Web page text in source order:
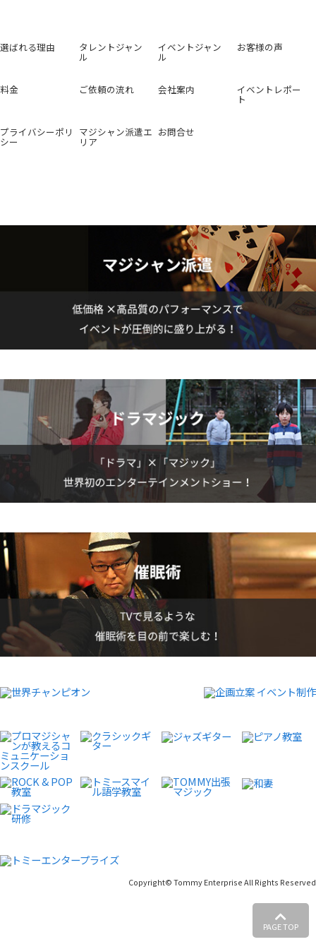
選ばれる理由 タレントジャン
ル
イベントジャン
ル
お客様の声
料金 ご依頼の流れ 会社案内 イベントレポー
ト
プライバシーポリ
シー
マジシャン派遣エ
リア
お問合せ
Copyright© Tommy Enterprise All Rights Reserved
PAGE TOP